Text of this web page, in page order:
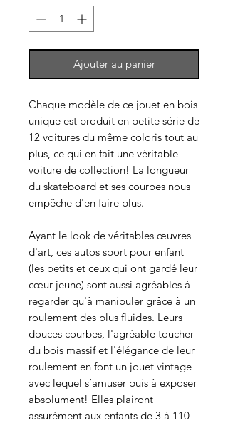
Ajouter au panier
Chaque modèle de ce jouet en bois
unique est produit en petite série de
12 voitures du même coloris tout au
plus, ce qui en fait une véritable
voiture de collection! La longueur
du skateboard et ses courbes nous
empêche d'en faire plus.
Ayant le look de véritables œuvres
d'art, ces autos sport pour enfant
(les petits et ceux qui ont gardé leur
cœur jeune) sont aussi agréables à
regarder qu'à manipuler grâce à un
roulement des plus fluides. Leurs
douces courbes, l'agréable toucher
du bois massif et l'élégance de leur
roulement en font un jouet vintage
avec lequel s’amuser puis à exposer
absolument! Elles plairont
assurément aux enfants de 3 à 110